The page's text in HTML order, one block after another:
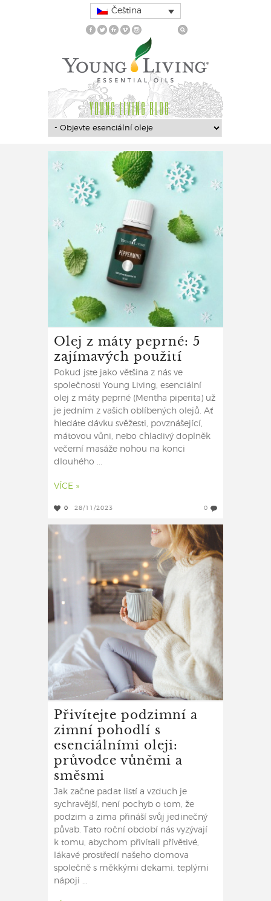
Čeština
YOUNG LIVING BLOG
Olej z máty peprné: 5
zajímavých použití
Pokud jste jako většina z nás ve
společnosti Young Living, esenciální
olej z máty peprné (Mentha piperita) už
je jedním z vašich oblíbených olejů. Ať
hledáte dávku svěžesti, povznášející,
mátovou vůni, nebo chladivý doplněk
večerní masáže nohou na konci
dlouhého ...
VÍCE »
0 28/11/2023 0
Přivítejte podzimní a
zimní pohodlí s
esenciálními oleji:
průvodce vůněmi a
směsmi
Jak začne padat listí a vzduch je
sychravější, není pochyb o tom, že
podzim a zima přináší svůj jedinečný
půvab. Tato roční období nás vyzývají
k tomu, abychom přivítali přívětivé,
lákavé prostředí našeho domova
společně s měkkými dekami, teplými
nápoji ...